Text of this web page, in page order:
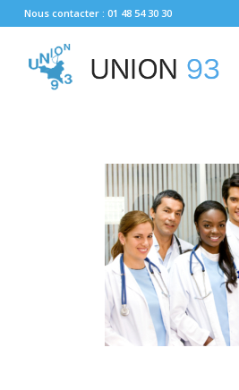
Nous contacter : 01 48 54 30 30